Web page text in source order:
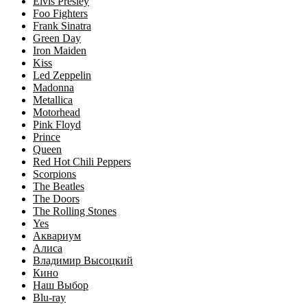
Foo Fighters
Frank Sinatra
Green Day
Iron Maiden
Kiss
Led Zeppelin
Madonna
Metallica
Motorhead
Pink Floyd
Prince
Queen
Red Hot Chili Peppers
Scorpions
The Beatles
The Doors
The Rolling Stones
Yes
Аквариум
Алиса
Владимир Высоцкий
Кино
Наш Выбор
Blu-ray